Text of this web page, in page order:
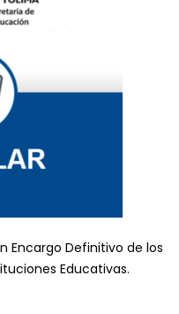
Encargo Definitivo de los
Educativas.